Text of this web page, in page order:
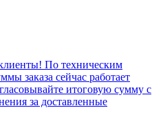
По техническим
заказа сейчас работает
итоговую сумму с
за доставленные